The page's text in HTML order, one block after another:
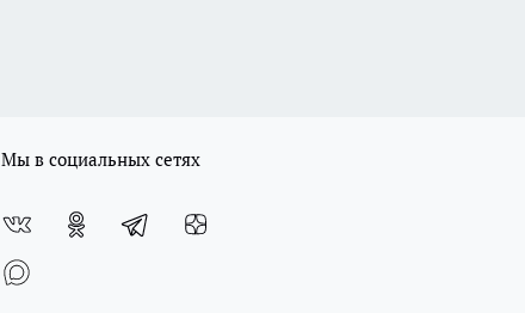
Мы в социальных сетях